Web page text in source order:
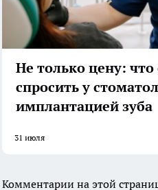
Не только цену:
спросить у
имплантацией зуба
31 июля
Комментарии на этой